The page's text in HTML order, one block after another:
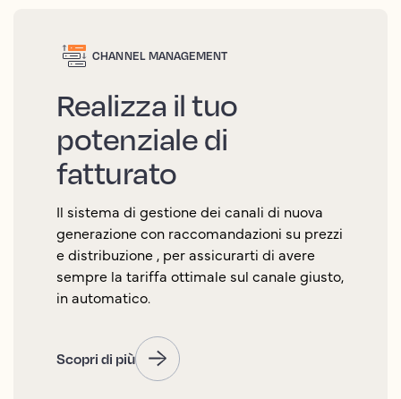
CHANNEL MANAGEMENT
Realizza il tuo
potenziale di
fatturato
Il sistema di gestione dei canali di nuova
generazione con raccomandazioni su prezzi
e distribuzione , per assicurarti di avere
sempre la tariffa ottimale sul canale giusto,
in automatico.
Scopri di più